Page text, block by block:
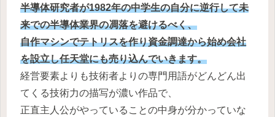
半導体研究者が1982年の中学生の自分に逆行して未
来での半導体業界の凋落を避けるべく、
自作マシンでテトリスを作り資金調達から始め会社
を設立し任天堂にも売り込んでいきます。
経営要素よりも技術者よりの専門用語がどんどん出
てくる技術力の描写が濃い作品で、
正直主人公がやっていることの中身が分かっていな